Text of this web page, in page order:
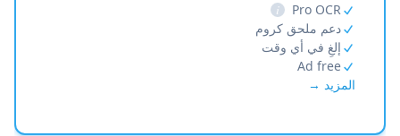
Pro OCR
i
دعم ملحق كروم
إلغِ في أي وقت
Ad free
المزيد →